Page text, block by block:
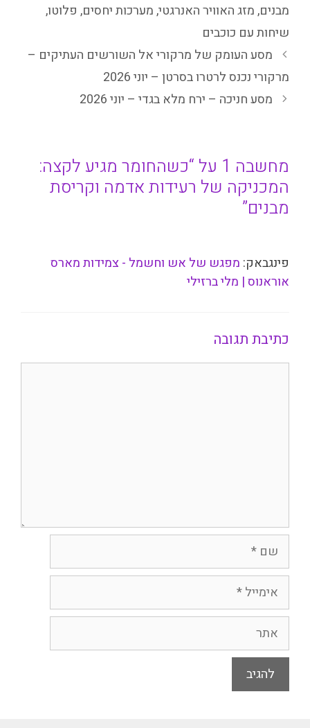
מבנים,מזג האוויר האנרגטי,מערכות יחסים, פלוטו,
שיחות עם כוכבים
מסע העומק של מרקורי אל השורשים העתיקים –
מרקורי נכנס לרטרו בסרטן – יוני 2026
מסע חניכה – ירח מלא בגדי – יוני 2026
מחשבה 1 על “כשהחומר מגיע לקצה:
המכניקה של רעידות אדמה וקריסת
מבנים”
פינגבאק: מפגש של אש וחשמל - צמידות מארס
אוראנוס | מלי ברזילי
כתיבת תגובה